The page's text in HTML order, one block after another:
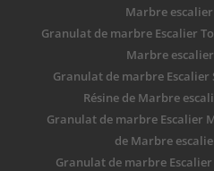
Marbre
Granulat de marbre Escalier
Marbre
Granulat de marbre Escalier
Résine de Marbre
Granulat de marbre Escalier
de Marbre
Granulat de marbre